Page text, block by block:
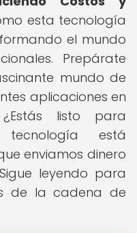
esta tecnología
el mundo
Prepárate
mundo de
aplicaciones en
listo para
está
enviamos dinero
leyendo para
de la cadena de